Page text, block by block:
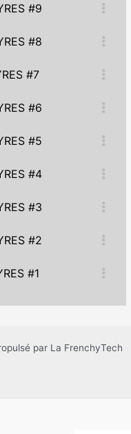
#9
#8
#7
#6
#5
#4
#3
#2
#1
par La FrenchyTech